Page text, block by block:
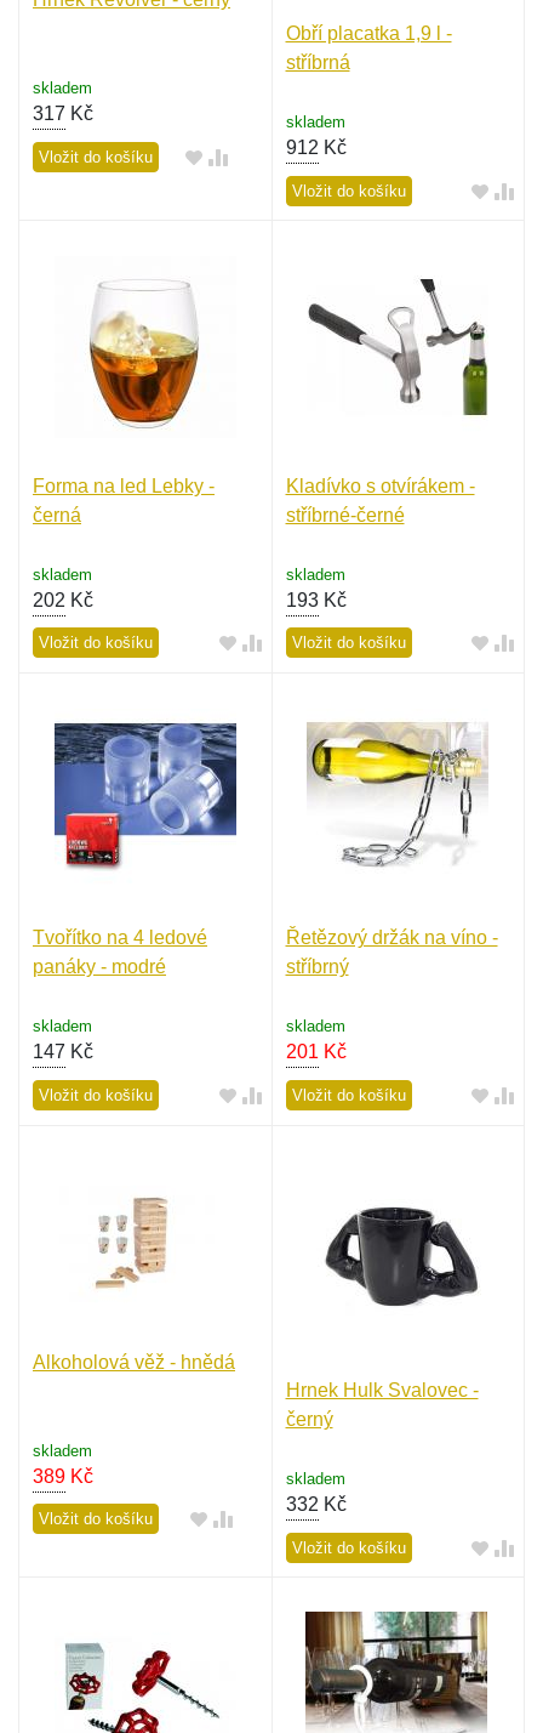
skladem
317 Kč
Vložit do košíku
Obří placatka 1,9 l -
stříbrná
skladem
912 Kč
Vložit do košíku
Forma na led Lebky -
černá
skladem
202 Kč
Vložit do košíku
Kladívko s otvírákem -
stříbrné-černé
skladem
193Kč
Vložit do košíku
Tvořítko na 4 ledové
panáky - modré
skladem
147 Kč
Vložit do košíku
Řetězový držák na víno -
stříbrný
skladem
201 Kč
Vložit do košíku
Alkoholová věž - hnědá
skladem
389 Kč
Vložit do košíku
Hrnek Hulk Svalovec -
černý
skladem
332 Kč
Vložit do košíku